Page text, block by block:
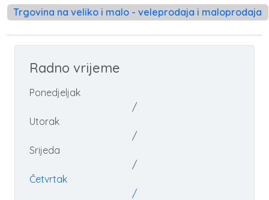
Trgovina na veliko i malo - veleprodaja i maloprodaja
Radno vrijeme
Ponedjeljak
/
Utorak
/
Srijeda
/
Četvrtak
/